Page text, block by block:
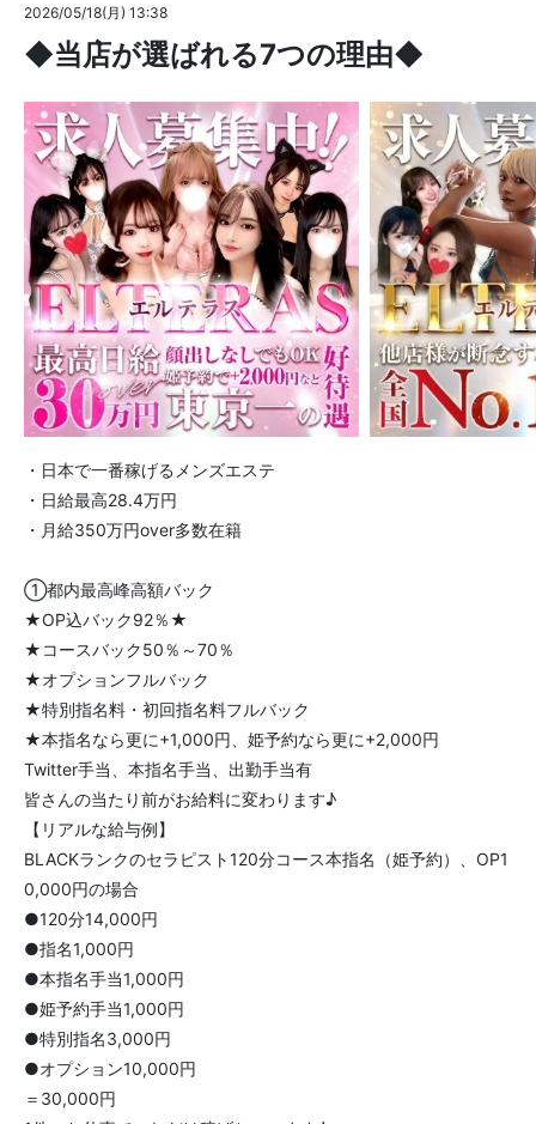
2026/05/18(月) 13:38
◆当店が選ばれる7つの理由◆
・日本で一番稼げるメンズエステ
・日給最高28.4万円
・月給350万円over多数在籍
①都内最高峰高額バック
★OP込バック92％★
★コースバック50％～70％
★オプションフルバック
★特別指名料・初回指名料フルバック
★本指名なら更に+1,000円、姫予約なら更に+2,000円
Twitter手当、本指名手当、出勤手当有
皆さんの当たり前がお給料に変わります♪
【リアルな給与例】
BLACKランクのセラピスト120分コース本指名（姫予約）、OP1
0,000円の場合
●120分14,000円
●指名1,000円
●本指名手当1,000円
●姫予約手当1,000円
●特別指名3,000円
●オプション10,000円
＝30,000円